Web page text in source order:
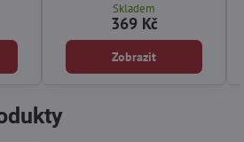
Skladem
369 Kč
Zobrazit